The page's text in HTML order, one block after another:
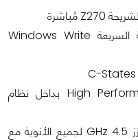
تفعيل خاصية تخزين أوامر الكتابة السريعة Windows Write
العمل على نظام الطاقة High Performance بداخل نظام
العمل بتردد التشغيل للمعالج المُعزز 4.5 GHz لجميع الأنوية مع